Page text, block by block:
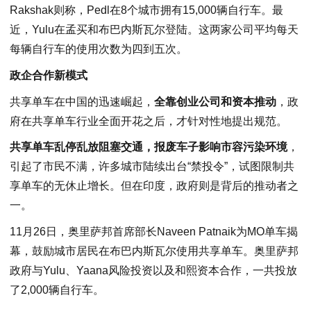
Rakshak则称，Pedl在8个城市拥有15,000辆自行车。最
近，Yulu在孟买和布巴内斯瓦尔登陆。这两家公司平均每天
每辆自行车的使用次数为四到五次。
政企合作新模式
共享单车在中国的迅速崛起， 全靠创业公司和资本推动 ，政
府在共享单车行业全面开花之后，才针对性地提出规范。
共享单车乱停乱放阻塞交通，报废车子影响市容污染环境，
引起了市民不满，许多城市陆续出台“禁投令”，试图限制共
享单车的无休止增长。但在印度，政府则是背后的推动者之
一。
11月26日，奥里萨邦首席部长Naveen Patnaik为MO单车揭
幕，鼓励城市居民在布巴内斯瓦尔使用共享单车。奥里萨邦
政府与Yulu、Yaana风险投资以及和熙资本合作，一共投放
了2,000辆自行车。